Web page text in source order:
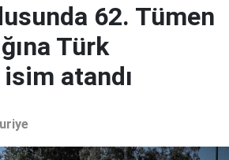
62. Tümen
Türk
atandı